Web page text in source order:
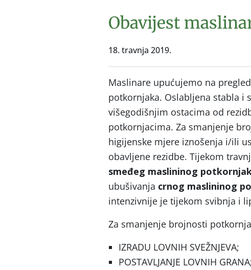
Obavijest
18. travnja 2019.
Maslinare upućujemo na
potkornjaka. Oslabljena stabla i
višegodišnjim ostacima od
potkornjacima. Za smanjenje
higijenske mjere iznošenja i/ili
obavljene rezidbe. Tijekom
smeđeg maslininog
ubušivanja crnog maslininog
intenzivnije je tijekom svibnja i
Za smanjenje brojnosti
IZRADU LOVNIH SVEŽNJEVA;
POSTAVLJANJE LOVNIH